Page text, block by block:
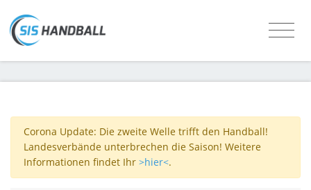
Corona Update: Die zweite Welle trifft den Handball!
Landesverbände unterbrechen die Saison! Weitere
Informationen findet Ihr >hier<.